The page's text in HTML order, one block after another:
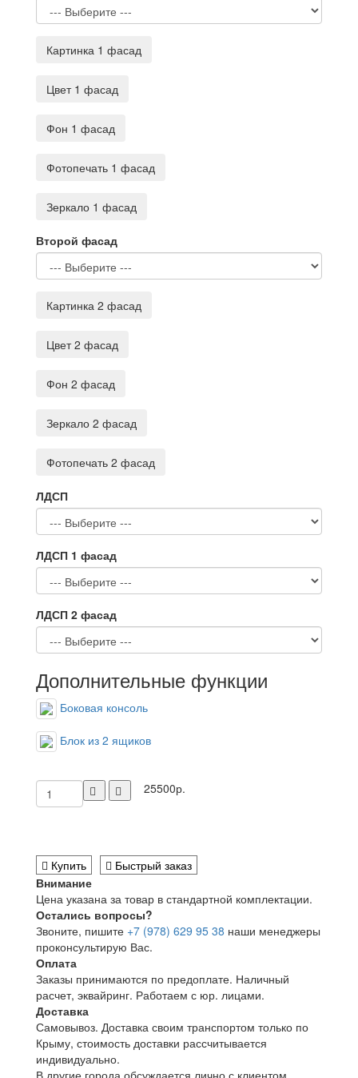
Картинка 1 фасад
Цвет 1 фасад
Фон 1 фасад
Фотопечать 1 фасад
Зеркало 1 фасад
Второй фасад
Картинка 2 фасад
Цвет 2 фасад
Фон 2 фасад
Зеркало 2 фасад
Фотопечать 2 фасад
ЛДСП
ЛДСП 1 фасад
ЛДСП 2 фасад
Дополнительные функции
Боковая консоль
Блок из 2 ящиков
25500р.
Купить
Быстрый заказ
Внимание
Цена указана за товар в стандартной комплектации.
Остались вопросы?
Звоните, пишите +7 (978) 629 95 38 наши менеджеры
проконсультирую Вас.
Оплата
Заказы принимаются по предоплате. Наличный
расчет, эквайринг. Работаем с юр. лицами.
Доставка
Самовывоз. Доставка своим транспортом только по
Крыму, стоимость доставки рассчитывается
индивидуально.
В другие города обсуждается лично с клиентом